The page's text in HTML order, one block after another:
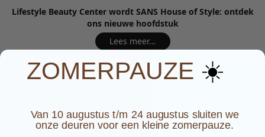
Lifestyle Beauty Center wordt SANS House of Style: ontdek
ons nieuwe hoofdstuk
Lees meer…
ZOMERPAUZE ☀️
Van 10 augustus t/m 24 augustus sluiten we
onze deuren voor een kleine zomerpauze.